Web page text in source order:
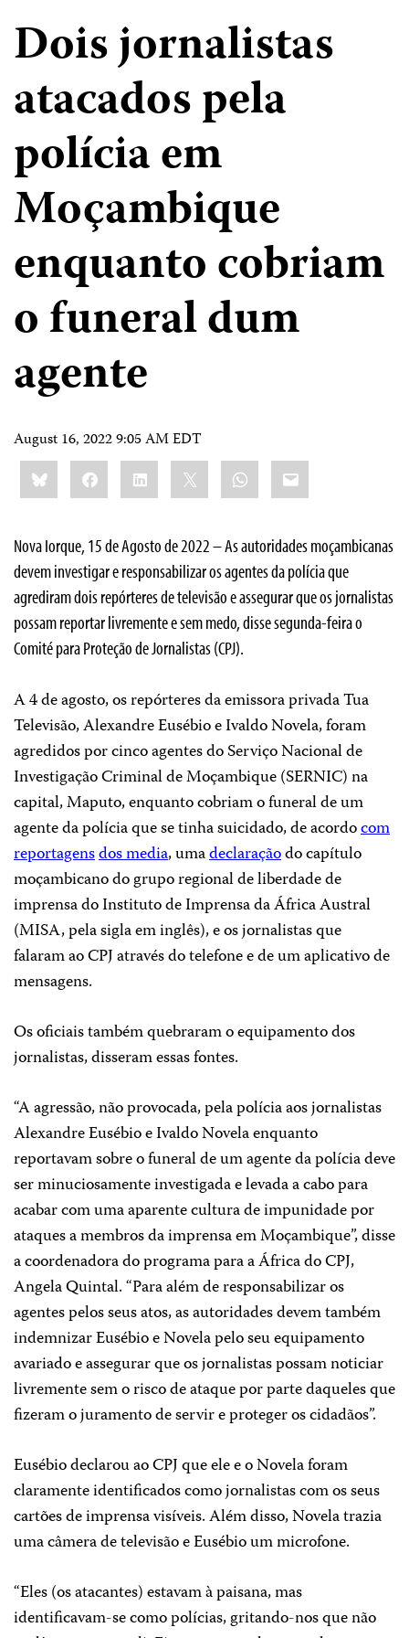
Dois jornalistas
atacados pela
polícia em
Moçambique
enquanto cobriam
o funeral dum
agente
August 16, 2022 9:05 AM EDT
Share
this:BlueskyFacebookLinkedIn WhatsApp
Email
Nova Iorque, 15 de Agosto de 2022 – As autoridades moçambicanas
devem investigar e responsabilizar os agentes da polícia que
agrediram dois repórteres de televisão e assegurar que os jornalistas
possam reportar livremente e sem medo, disse segunda-feira o
Comité para Proteção de Jornalistas (CPJ).
A 4 de agosto, os repórteres da emissora privada Tua
Televisão, Alexandre Eusébio e Ivaldo Novela, foram
agredidos por cinco agentes do Serviço Nacional de
Investigação Criminal de Moçambique (SERNIC) na
capital, Maputo, enquanto cobriam o funeral de um
agente da polícia que se tinha suicidado, de acordocom
reportagensdos media, umadeclaraçãodo capítulo
moçambicano do grupo regional de liberdade de
imprensa do Instituto de Imprensa da África Austral
(MISA, pela sigla em inglês), e os jornalistas que
falaram ao CPJ através do telefone e de um aplicativo de
mensagens.
Os oficiais também quebraram o equipamento dos
jornalistas, disseram essas fontes.
“A agressão, não provocada, pela polícia aos jornalistas
Alexandre Eusébio e Ivaldo Novela enquanto
reportavam sobre o funeral de um agente da polícia deve
ser minuciosamente investigada e levada a cabo para
acabar com uma aparente cultura de impunidade por
ataques a membros da imprensa em Moçambique”, disse
a coordenadora do programa para a África do CPJ,
Angela Quintal. “Para além de responsabilizar os
agentes pelos seus atos, as autoridades devem também
indemnizar Eusébio e Novela pelo seu equipamento
avariado e assegurar que os jornalistas possam noticiar
livremente sem o risco de ataque por parte daqueles que
fizeram o juramento de servir e proteger os cidadãos”.
Eusébio declarou ao CPJ que ele e o Novela foram
claramente identificados como jornalistas com os seus
cartões de imprensa visíveis. Além disso, Novela trazia
uma câmera de televisão e Eusébio um microfone.
“Eles (os atacantes) estavam à paisana, mas
identificavam-se como polícias, gritando-nos que não